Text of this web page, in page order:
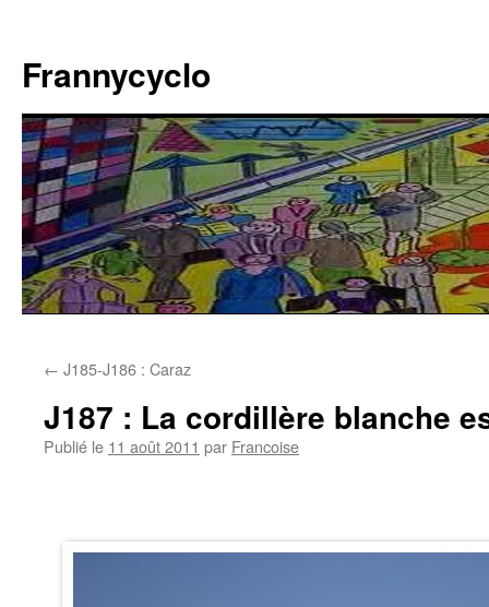
contenu
Frannycyclo
← J185-J186 : Caraz
J187 : La cordillère blanche
Publié le 11 août 2011 par Francoise